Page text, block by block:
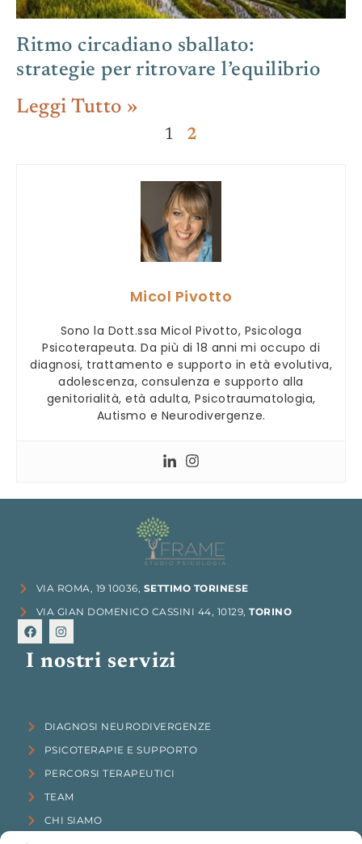
Ritmo circadiano sballato:
strategie per ritrovare l’equilibrio
Leggi Tutto »
1 2
Micol Pivotto
Sono la Dott.ssa Micol Pivotto, Psicologa
Psicoterapeuta. Da più di 18 anni mi occupo di
diagnosi, trattamento e supporto in età evolutiva,
adolescenza, consulenza e supporto alla
genitorialità, età adulta, Psicotraumatologia,
Autismo e Neurodivergenze.
VIA ROMA, 19 10036, SETTIMO TORINESE
VIA GIAN DOMENICO CASSINI 44, 10129, TORINO
I nostri servizi
DIAGNOSI NEURODIVERGENZE
PSICOTERAPIE E SUPPORTO
PERCORSI TERAPEUTICI
TEAM
CHI SIAMO